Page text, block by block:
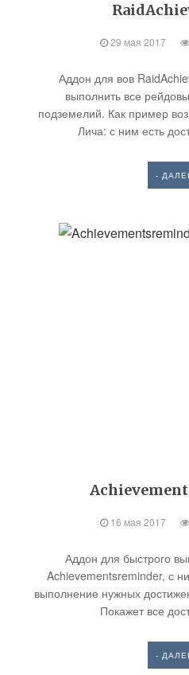
29 мая 2017
Аддон для вов
выполнить все
подземелий. Как пример
Лича: с ним есть
-
16 мая 2017
Аддон для быстрого
Achievementsreminder, с
выполнение нужных
Покажет все
-